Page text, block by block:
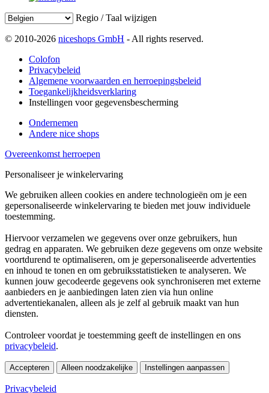
Regio / Taal wijzigen
© 2010-2026 niceshops GmbH - All rights reserved.
Colofon
Privacybeleid
Algemene voorwaarden en herroepingsbeleid
Toegankelijkheidsverklaring
Instellingen voor gegevensbescherming
Ondernemen
Andere nice shops
Overeenkomst herroepen
Personaliseer je winkelervaring
We gebruiken alleen cookies en andere technologieën om je een
gepersonaliseerde winkelervaring te bieden met jouw individuele
toestemming.
Hiervoor verzamelen we gegevens over onze gebruikers, hun
gedrag en apparaten. We gebruiken deze gegevens om onze website
voortdurend te optimaliseren, om je gepersonaliseerde advertenties
en inhoud te tonen en om gebruiksstatistieken te analyseren. We
kunnen jouw gecodeerde gegevens ook synchroniseren met externe
aanbieders en je aanbiedingen laten zien via hun online
advertentiekanalen, alleen als je zelf al gebruik maakt van hun
diensten.
Controleer voordat je toestemming geeft de instellingen en ons
privacybeleid.
Accepteren Alleen noodzakelijke Instellingen aanpassen
Privacybeleid